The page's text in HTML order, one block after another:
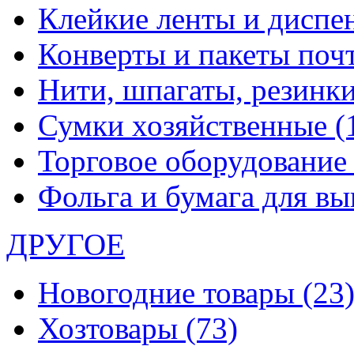
Клейкие ленты и
Конверты и пакеты
Нити, шпагаты,
Сумки хозяйственные
Торговое оборудование
Фольга и бумага для
ДРУГОЕ
Новогодние товары (23)
Хозтовары (73)